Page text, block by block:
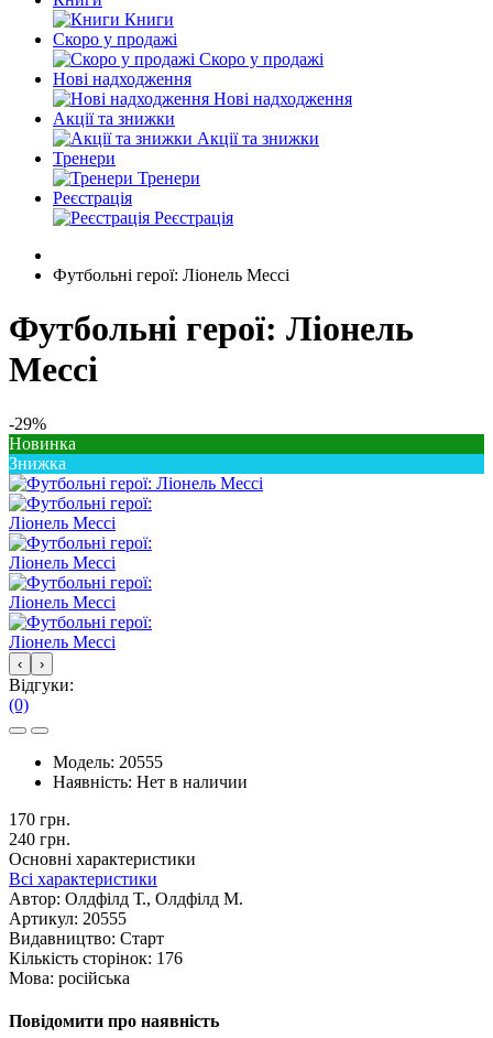
Книги
Скоро у продажі
Скоро у продажі
Нові надходження
Нові надходження
Акції та знижки
Акції та знижки
Тренери
Тренери
Реєстрація
Реєстрація
Футбольні герої: Ліонель Мессі
Футбольні герої: Ліонель
Мессі
-29%
Новинка
Знижка
‹ ›
Відгуки:
(0)
Модель: 20555
Наявність: Нет в наличии
170 грн.
240 грн.
Основні характеристики
Всі характеристики
Автор: Олдфілд Т., Олдфілд М.
Артикул: 20555
Видавництво: Старт
Кількість сторінок: 176
Мова: російська
Повідомити про наявність